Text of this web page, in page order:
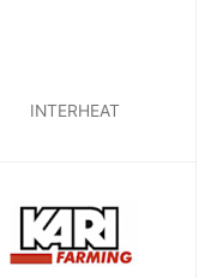
INTERHEAT